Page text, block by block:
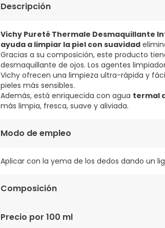
Descripción
Vichy Pureté Thermale Desmaquillante
ayuda a limpiar la piel con suavidad
Gracias a su composición, este producto
desmaquillante de ojos. Los agentes
Vichy ofrecen una limpieza ultra-rápida y
pieles más sensibles.
Además, está enriquecida con agua termal
más limpia, fresca, suave y aliviada.
Modo de empleo
Aplicar con la yema de los dedos dando un
Composición
AQUA, PARAFFINUM LIQUIDUM/MINERAL OIL,
Precio por 100 ml